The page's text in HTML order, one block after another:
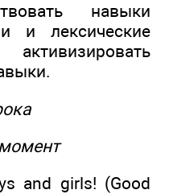
навыки
и лексические
and girls! (Good